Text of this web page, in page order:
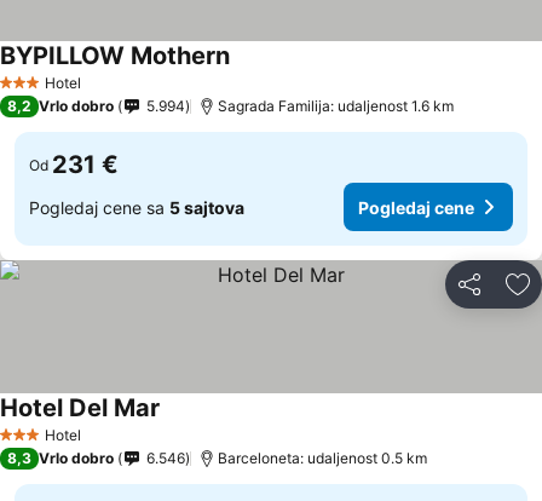
3 Zvezdice
Hotel
BYPILLOW MothernPogledaj cene
8,2 Vrlo dobro 5.994 Sagrada Familija: udaljenost 1.6 km
Od 231 €
Pogledaj cene sa 5 sajtova Pogledaj cene
Deli
3 Zvezdice
Hotel
Hotel Del Mar
8,3 Vrlo dobro 6.546 Barceloneta: udaljenost 0.5 km